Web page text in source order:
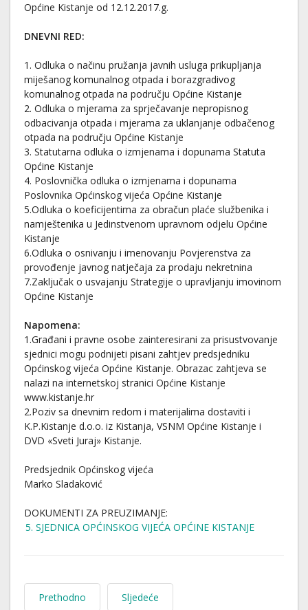
Općine Kistanje od 12.12.2017.g.
DNEVNI RED:
1. Odluka o načinu pružanja javnih usluga prikupljanja
miješanog komunalnog otpada i borazgradivog
komunalnog otpada na području Općine Kistanje
2. Odluka o mjerama za sprječavanje nepropisnog
odbacivanja otpada i mjerama za uklanjanje odbačenog
otpada na području Općine Kistanje
3. Statutarna odluka o izmjenama i dopunama Statuta
Općine Kistanje
4. Poslovnička odluka o izmjenama i dopunama
Poslovnika Općinskog vijeća Općine Kistanje
5.Odluka o koeficijentima za obračun plaće službenika i
namještenika u Jedinstvenom upravnom odjelu Općine
Kistanje
6.Odluka o osnivanju i imenovanju Povjerenstva za
provođenje javnog natječaja za prodaju nekretnina
7.Zaključak o usvajanju Strategije o upravljanju imovinom
Općine Kistanje
Napomena:
1.Građani i pravne osobe zainteresirani za prisustvovanje
sjednici mogu podnijeti pisani zahtjev predsjedniku
Općinskog vijeća Općine Kistanje. Obrazac zahtjeva se
nalazi na internetskoj stranici Općine Kistanje
www.kistanje.hr
2.Poziv sa dnevnim redom i materijalima dostaviti i
K.P.Kistanje d.o.o. iz Kistanja, VSNM Općine Kistanje i
DVD «Sveti Juraj» Kistanje.
Predsjednik Općinskog vijeća
Marko Sladaković
DOKUMENTI ZA PREUZIMANJE:
5. SJEDNICA OPĆINSKOG VIJEĆA OPĆINE KISTANJE
Prethodno Sljedeće